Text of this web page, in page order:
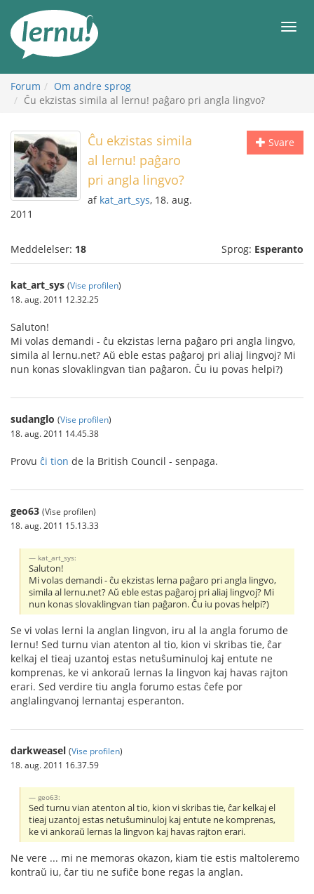
indholdet
Forum
Om andre sprog
Ĉu ekzistas simila al lernu! paĝaro pri angla lingvo?
Svare
Ĉu ekzistas simila
al lernu! paĝaro
pri angla lingvo?
af kat_art_sys, 18. aug.
2011
Meddelelser: 18 Sprog: Esperanto
kat_art_sys (Vise profilen)
18. aug. 2011 12.32.25
Saluton!
Mi volas demandi - ĉu ekzistas lerna paĝaro pri angla lingvo,
simila al lernu.net? Aŭ eble estas paĝaroj pri aliaj lingvoj? Mi
nun konas slovaklingvan tian paĝaron. Ĉu iu povas helpi?)
sudanglo (Vise profilen)
18. aug. 2011 14.45.38
Provu ĉi tion de la British Council - senpaga.
geo63 (Vise profilen)
18. aug. 2011 15.13.33
kat_art_sys:
Saluton!
Mi volas demandi - ĉu ekzistas lerna paĝaro pri angla lingvo,
simila al lernu.net? Aŭ eble estas paĝaroj pri aliaj lingvoj? Mi
nun konas slovaklingvan tian paĝaron. Ĉu iu povas helpi?)
Se vi volas lerni la anglan lingvon, iru al la angla forumo de
lernu! Sed turnu vian atenton al tio, kion vi skribas tie, ĉar
kelkaj el tieaj uzantoj estas netuŝuminuloj kaj entute ne
komprenas, ke vi ankoraŭ lernas la lingvon kaj havas rajton
erari. Sed verdire tiu angla forumo estas ĉefe por
anglalingvanoj lernantaj esperanton.
darkweasel (Vise profilen)
18. aug. 2011 16.37.59
geo63:
Sed turnu vian atenton al tio, kion vi skribas tie, ĉar kelkaj el
tieaj uzantoj estas netuŝuminuloj kaj entute ne komprenas,
ke vi ankoraŭ lernas la lingvon kaj havas rajton erari.
Ne vere ... mi ne memoras okazon, kiam tie estis maltoleremo
kontraŭ iu, ĉar tiu ne sufiĉe bone regas la anglan.